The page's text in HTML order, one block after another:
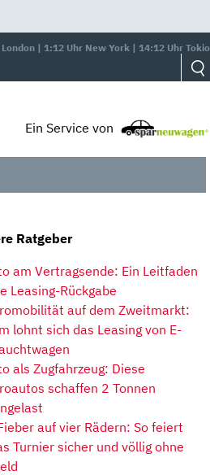
| 1:12 Uhr New York | 14:12 Uhr Tokio
Ein Service von
Ratgeber
am Vertragsende: Ein Leitfaden
Leasing-Rückgabe
auf dem Zweitmarkt:
lohnt sich das Leasing von E-
als Zugfahrzeug: Diese
schaffen 2 Tonnen
auf vier Rädern: So feiert
Turnier sicher und völlig ohne